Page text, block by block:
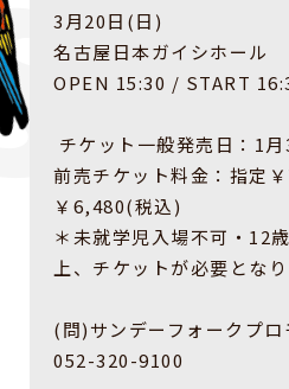
3月20日(日)
名古屋日本ガイシホール
OPEN 15:30 / START
チケット一般発売日：1
前売チケット料金：指定
￥6,480(税込)
＊未就学児入場不可・12
上、チケットが必要となり
(問)サンデーフォークプロ
052-320-9100